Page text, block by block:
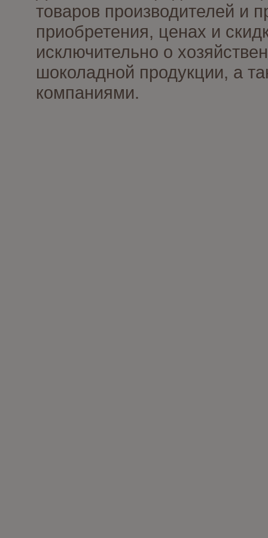
товаров производителей и
приобретения, ценах и
исключительно о
шоколадной продукции, а
компаниями.